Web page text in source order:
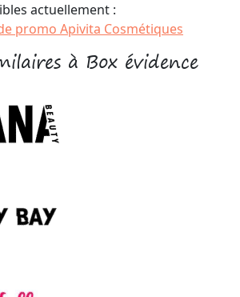
actuellement :
promo Apivita Cosmétiques
à Box évidence